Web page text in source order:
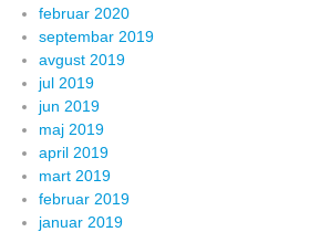
februar 2020
septembar 2019
avgust 2019
jul 2019
jun 2019
maj 2019
april 2019
mart 2019
februar 2019
januar 2019